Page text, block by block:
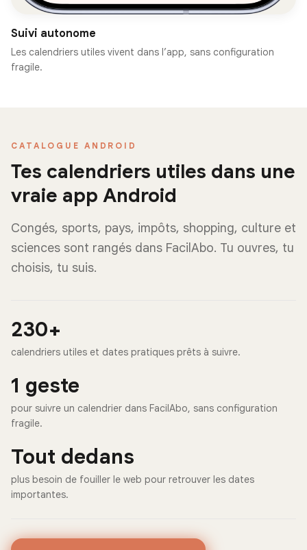
Suivi autonome
Les calendriers utiles vivent dans l’app, sans configuration
fragile.
CATALOGUE ANDROID
Tes calendriers utiles dans une
vraie app Android
Congés, sports, pays, impôts, shopping, culture et
sciences sont rangés dans FacilAbo. Tu ouvres, tu
choisis, tu suis.
230+
calendriers utiles et dates pratiques prêts à suivre.
1 geste
pour suivre un calendrier dans FacilAbo, sans configuration
fragile.
Tout dedans
plus besoin de fouiller le web pour retrouver les dates
importantes.